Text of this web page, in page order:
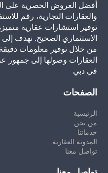
أفضل العروض الحصرية على
توفير استشارات عقارية
الاستثماري الصحيح. نهدف
من خلال توفير معلومات
العقارات وصولها إلى جمهور
في دبي
الصفحات
الرئيسية
من نحن
خدماتنا
المدونة العقارية
تواصل معنا